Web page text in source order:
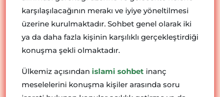
karşılaşılacağının merakı ve iyiye yöneltilmesi
üzerine kurulmaktadır. Sohbet genel olarak iki
ya da daha fazla kişinin karşılıklı gerçekleştirdiği
konuşma şekli olmaktadır.
Ülkemiz açısından islami sohbet inanç
meselelerini konuşma kişiler arasında soru